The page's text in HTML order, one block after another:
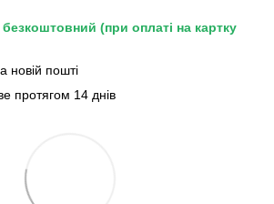
безкоштовний (при оплаті на картку
новій пошті
протягом 14 днів